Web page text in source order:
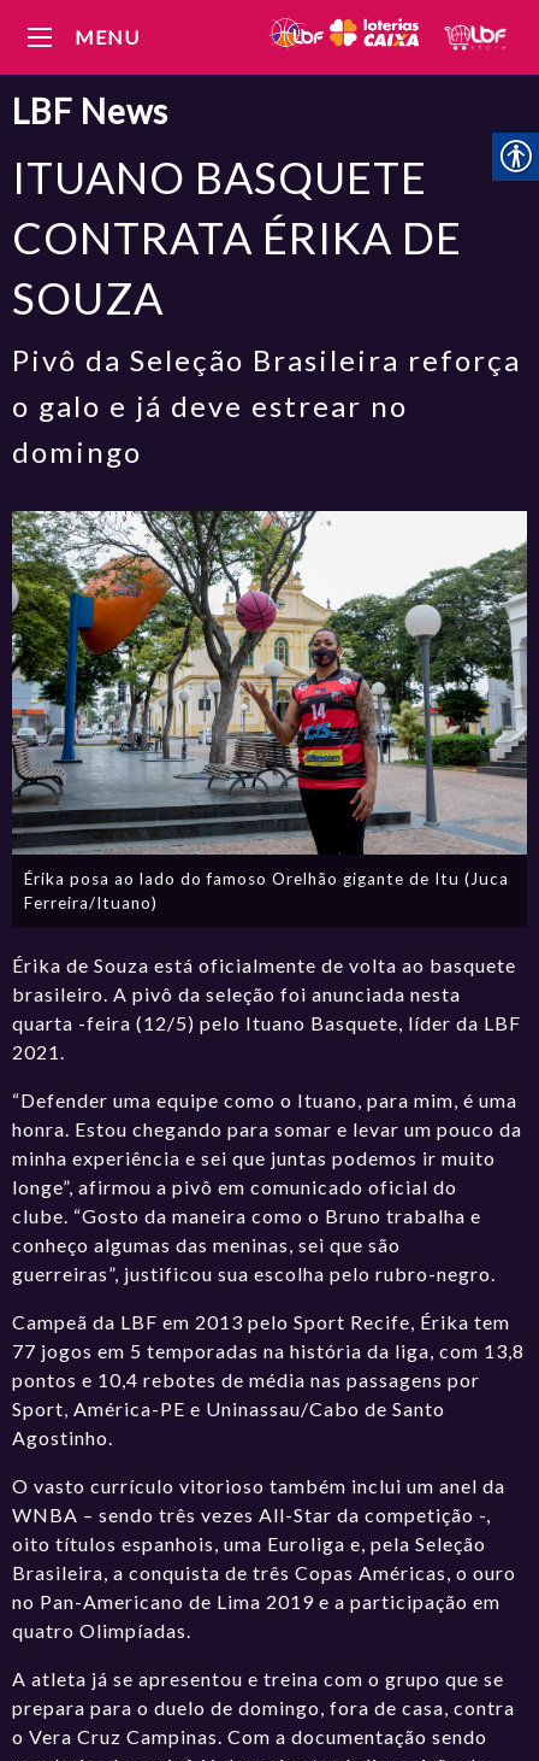
MENU
LBF News
ITUANO BASQUETE
CONTRATA ÉRIKA DE
SOUZA
Pivô da Seleção Brasileira reforça
o galo e já deve estrear no
domingo
Érika posa ao lado do famoso Orelhão gigante de Itu (Juca
Ferreira/Ituano)
Érika de Souza está oficialmente de volta ao basquete
brasileiro. A pivô da seleção foi anunciada nesta
quarta -feira (12/5) pelo Ituano Basquete, líder da LBF
2021.
“Defender uma equipe como o Ituano, para mim, é uma
honra. Estou chegando para somar e levar um pouco da
minha experiência e sei que juntas podemos ir muito
longe”, afirmou a pivô em comunicado oficial do
clube. “Gosto da maneira como o Bruno trabalha e
conheço algumas das meninas, sei que são
guerreiras”, justificou sua escolha pelo rubro-negro.
Campeã da LBF em 2013 pelo Sport Recife, Érika tem
77 jogos em 5 temporadas na história da liga, com 13,8
pontos e 10,4 rebotes de média nas passagens por
Sport, América-PE e Uninassau/Cabo de Santo
Agostinho.
O vasto currículo vitorioso também inclui um anel da
WNBA – sendo três vezes All-Star da competição -,
oito títulos espanhois, uma Euroliga e, pela Seleção
Brasileira, a conquista de três Copas Américas, o ouro
no Pan-Americano de Lima 2019 e a participação em
quatro Olimpíadas.
A atleta já se apresentou e treina com o grupo que se
prepara para o duelo de domingo, fora de casa, contra
o Vera Cruz Campinas. Com a documentação sendo